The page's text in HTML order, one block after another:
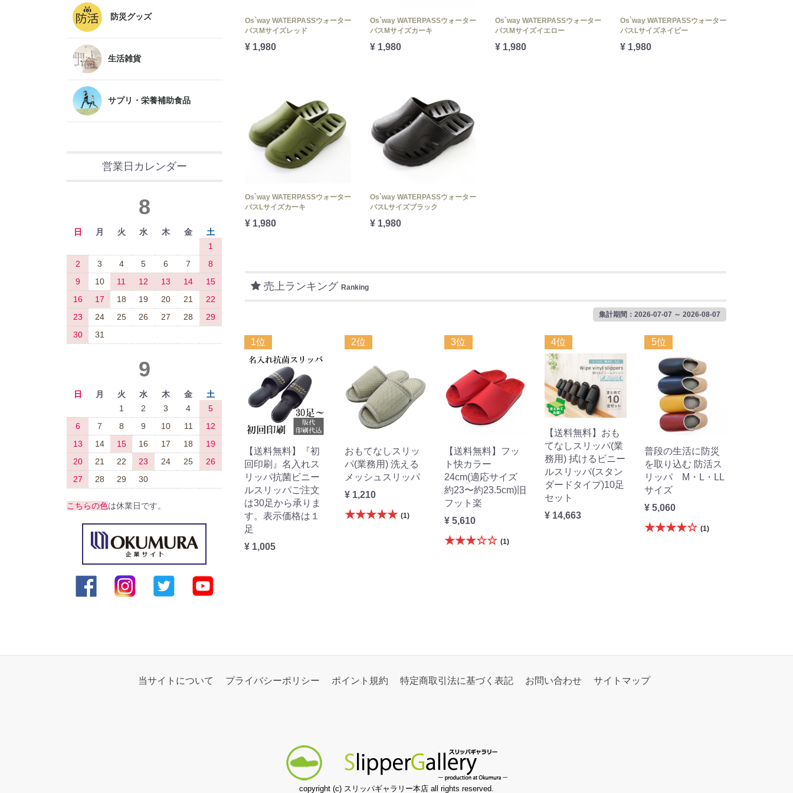
防災グッズ
生活雑貨
サプリ・栄養補助食品
営業日カレンダー
8
日 月 火 水 木 金
土
1
2
3 4 5 6 7
8
9
10 11 12 13 14
15
16
17 18 19 20 21
22
23
24 25 26 27 28
29
30
31
9
日 月 火 水 木 金
土
1
2 3 4
5
6
7 8 9 10 11
12
13
14 15 16 17 18
19
20
21 22 23 24 25
26
27
28 29 30
こちらの色は休業日です。
Os`way WATERPASSウォーター
パスMサイズレッド
¥ 1,980
Os`way WATERPASSウォーター
パスMサイズカーキ
¥ 1,980
Os`way WATERPASSウォーター
パスMサイズイエロー
¥ 1,980
Os`way WATERPASSウォーター
パスLサイズネイビー
¥ 1,980
Os`way WATERPASSウォーター
パスLサイズカーキ
¥ 1,980
Os`way WATERPASSウォーター
パスLサイズブラック
¥ 1,980
売上ランキング Ranking
集計期間：2026-07-07 ～ 2026-08-07
1位
【送料無料】『初
回印刷』名入れス
リッパ抗菌ビニー
ルスリッパご注文
は30足から承りま
す。表示価格は１
足
¥ 1,005
2位
おもてなしスリッ
パ(業務用) 洗える
メッシュスリッパ
¥ 1,210
★★★★★ (1)
3位
【送料無料】フッ
ト快カラー
24cm(適応サイズ
約23〜約23.5cm)旧
フット楽
¥ 5,610
★★★☆☆(1)
4位
【送料無料】おも
てなしスリッパ(業
務用) 拭けるビニー
ルスリッパ(スタン
ダードタイプ)10足
セット
¥ 14,663
5位
普段の生活に防災
を取り込む 防活ス
リッパ M・L・LL
サイズ
¥ 5,060
★★★★☆(1)
当サイトについて プライバシーポリシー ポイント規約 特定商取引法に基づく表記 お問い合わせ サイトマップ
copyright (c) スリッパギャラリー本店 all rights reserved.